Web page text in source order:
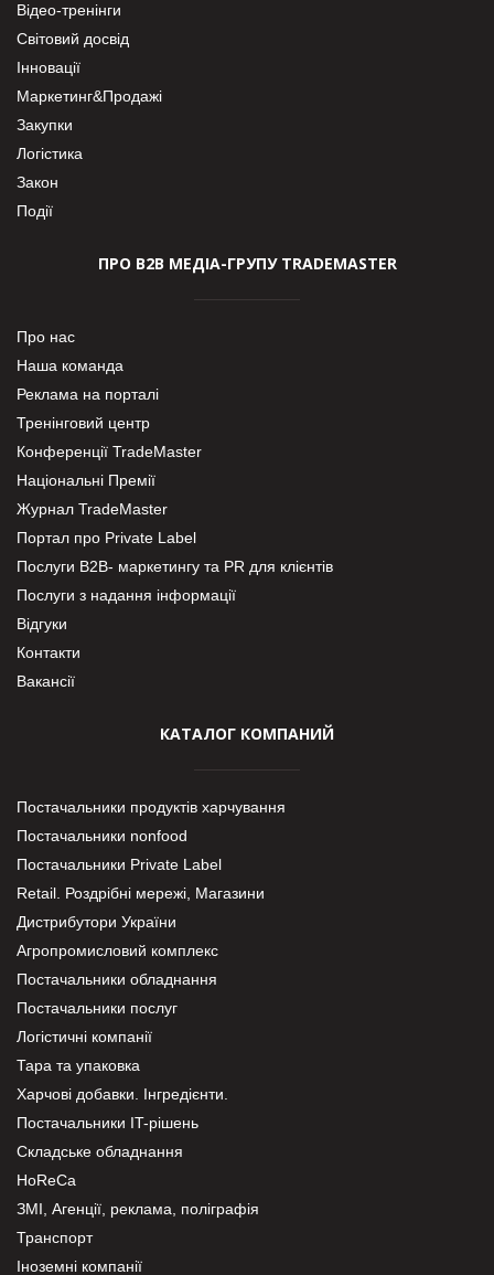
Відео-тренінги
Світовий досвід
Інновації
Маркетинг&Продажі
Закупки
Логістика
Закон
Події
ПРО В2В МЕДІА-ГРУПУ TRADEMASTER
Про нас
Наша команда
Реклама на порталі
Тренінговий центр
Конференції TradeMaster
Національні Премії
Журнал TradeMaster
Портал про Private Label
Послуги В2В- маркетингу та PR для клієнтів
Послуги з надання інформації
Відгуки
Контакти
Вакансії
КАТАЛОГ КОМПАНИЙ
Постачальники продуктів харчування
Постачальники nonfood
Постачальники Private Label
Retail. Роздрібні мережі, Магазини
Дистрибутори України
Агропромисловий комплекс
Постачальники обладнання
Постачальники послуг
Логістичні компанії
Тара та упаковка
Харчові добавки. Інгредієнти.
Постачальники IT-рішень
Складське обладнання
HoReCa
ЗМІ, Агенції, реклама, поліграфія
Транспорт
Іноземні компанії